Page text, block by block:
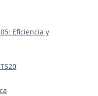
Eficiencia y